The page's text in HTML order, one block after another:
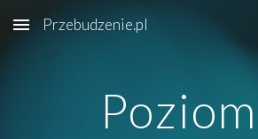
Skip to main content
Przebudzenie.pl